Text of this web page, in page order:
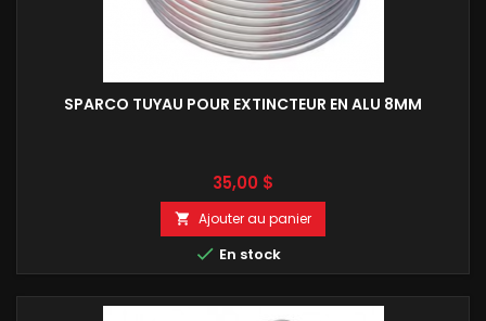
SPARCO TUYAU POUR EXTINCTEUR EN ALU 8MM
Prix
35,00 $
 Ajouter au panier
 En stock